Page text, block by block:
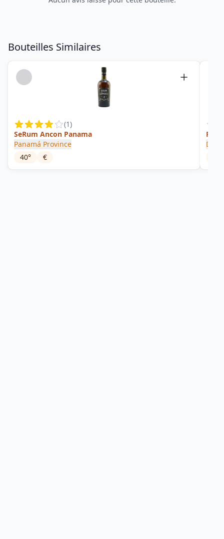
Bouteilles Similaires
(1)
SeRum Ancon Panama
Panamá Province
40° €
Don